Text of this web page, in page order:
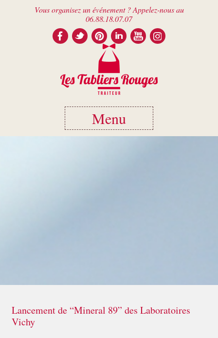
Menu
Vous organisez un événement ? Appelez-nous au
06.88.18.07.07
Lancement de “Mineral 89” des Laboratoires
Vichy